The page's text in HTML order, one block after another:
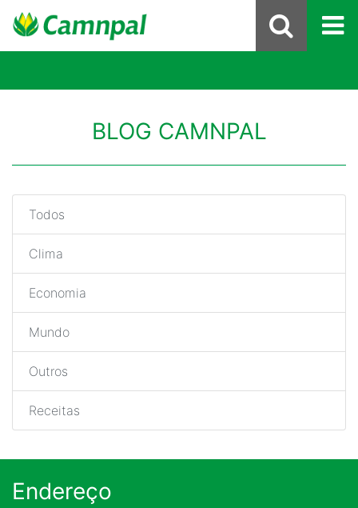
BLOG CAMNPAL
Todos
Clima
Economia
Mundo
Outros
Receitas
Endereço